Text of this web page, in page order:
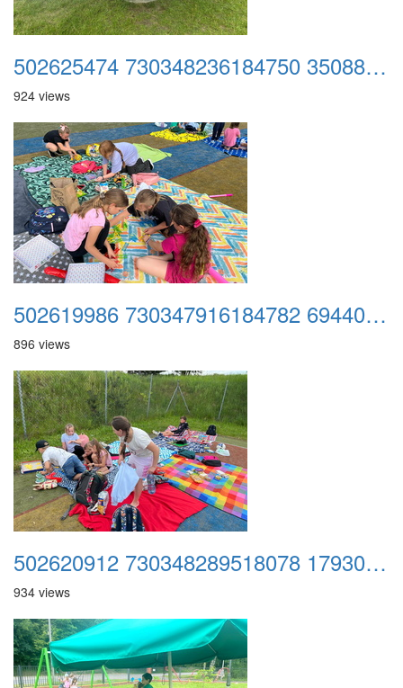
502625474 730348236184750 350885523314041837 n
924 views
502619986 730347916184782 6944041918297495143 n
896 views
502620912 730348289518078 1793009783698326160 n
934 views